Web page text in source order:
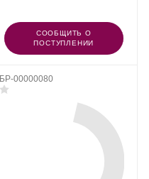
СООБЩИТЬ О
ПОСТУПЛЕНИИ
БР-00000080